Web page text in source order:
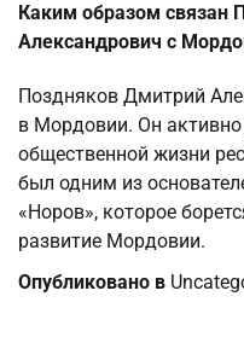
Каким образом связан
Александрович с
Поздняков Дмитрий
в Мордовии. Он активно
общественной жизни
был одним из
«Норов», которое
развитие Мордовии.
Опубликовано в